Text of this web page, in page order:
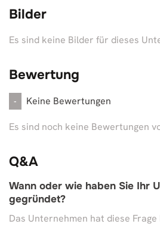
Bilder
Es sind keine Bilder für dieses
Bewertung
- Keine Bewertungen
Es sind noch keine Bewertungen
Q&A
Wann oder wie haben Sie Ihr
gegründet?
Das Unternehmen hat diese